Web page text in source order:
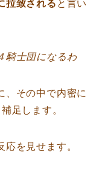
拉致される と言い
騎士団になるわ
、その中で内密に
足します。
を見せます。